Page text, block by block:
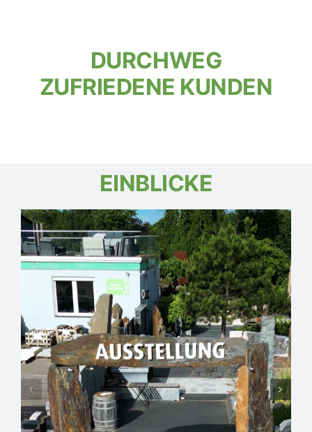
DURCHWEG
ZUFRIEDENE KUNDEN
EINBLICKE